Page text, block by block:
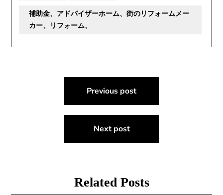
補助金、アドバイザーホーム、街のリフォームメー
カー、リフォーム、
Previous post
Next post
Related Posts